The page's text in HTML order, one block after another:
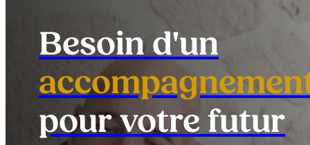
Besoin d'un
pour votre futur